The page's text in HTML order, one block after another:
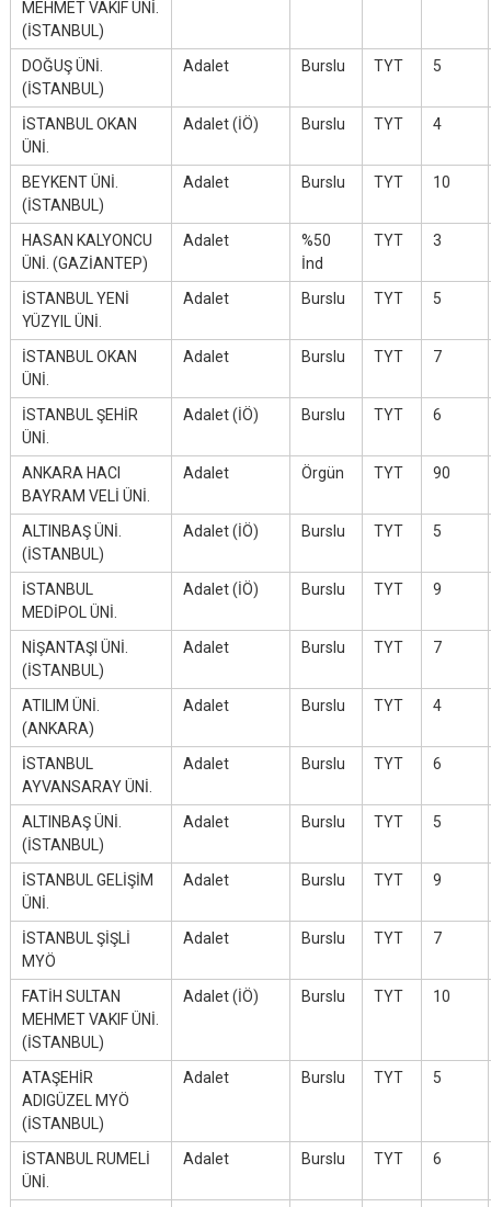
MEHMET VAKIF ÜNİ.
(İSTANBUL)
DOĞUŞ ÜNİ.
(İSTANBUL)
Adalet Burslu TYT 5
İSTANBUL OKAN
ÜNİ.
Adalet (İÖ) Burslu TYT 4
BEYKENT ÜNİ.
(İSTANBUL)
Adalet Burslu TYT 10
HASAN KALYONCU
ÜNİ. (GAZİANTEP)
Adalet
%50
İnd
TYT 3
İSTANBUL YENİ
YÜZYIL ÜNİ.
Adalet Burslu TYT 5
İSTANBUL OKAN
ÜNİ.
Adalet Burslu TYT 7
İSTANBUL ŞEHİR
ÜNİ.
Adalet (İÖ) Burslu TYT 6
ANKARA HACI
BAYRAM VELİ ÜNİ.
Adalet Örgün TYT 90
ALTINBAŞ ÜNİ.
(İSTANBUL)
Adalet (İÖ) Burslu TYT 5
İSTANBUL
MEDİPOL ÜNİ.
Adalet (İÖ) Burslu TYT 9
NİŞANTAŞI ÜNİ.
(İSTANBUL)
Adalet Burslu TYT 7
ATILIM ÜNİ.
(ANKARA)
Adalet Burslu TYT 4
İSTANBUL
AYVANSARAY ÜNİ.
Adalet Burslu TYT 6
ALTINBAŞ ÜNİ.
(İSTANBUL)
Adalet Burslu TYT 5
İSTANBUL GELİŞİM
ÜNİ.
Adalet Burslu TYT 9
İSTANBUL ŞİŞLİ
MYÖ
Adalet Burslu TYT 7
FATİH SULTAN
MEHMET VAKIF ÜNİ.
(İSTANBUL)
Adalet (İÖ) Burslu TYT 10
ATAŞEHİR
ADIGÜZEL MYÖ
(İSTANBUL)
Adalet Burslu TYT 5
İSTANBUL RUMELİ
ÜNİ.
Adalet Burslu TYT 6